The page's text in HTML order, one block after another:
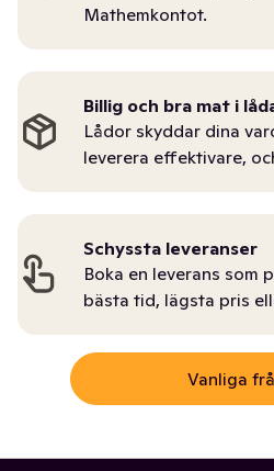
Mathemkontot.
Billig och bra mat i
Lådor skyddar dina
leverera effektivare,
Schyssta leveranser
Boka en leverans som
bästa tid, lägsta pris
Vanliga